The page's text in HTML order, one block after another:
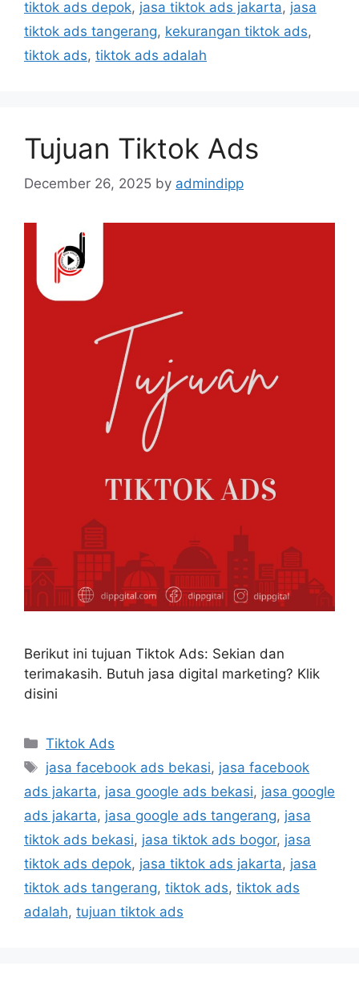
tiktok ads depok, jasa tiktok ads jakarta, jasa
tiktok ads tangerang, kekurangan tiktok ads,
tiktok ads, tiktok ads adalah
Tujuan Tiktok Ads
December 26, 2025 by admindipp
Berikut ini tujuan Tiktok Ads: Sekian dan
terimakasih. Butuh jasa digital marketing? Klik
disini
Tiktok Ads
jasa facebook ads bekasi, jasa facebook
ads jakarta, jasa google ads bekasi, jasa google
ads jakarta, jasa google ads tangerang, jasa
tiktok ads bekasi, jasa tiktok ads bogor, jasa
tiktok ads depok, jasa tiktok ads jakarta, jasa
tiktok ads tangerang, tiktok ads, tiktok ads
adalah, tujuan tiktok ads